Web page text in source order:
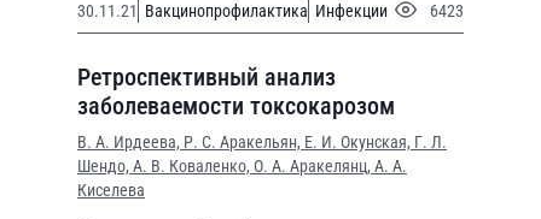
30.11.21 Вакцинопрофилактика Инфекции 6423
Ретроспективный анализ
заболеваемости токсокарозом
В. А. Ирдеева, Р. С. Аракельян, Е. И. Окунская, Г. Л.
Шендо, А. В. Коваленко, О. А. Аракелянц, А. А.
Киселева